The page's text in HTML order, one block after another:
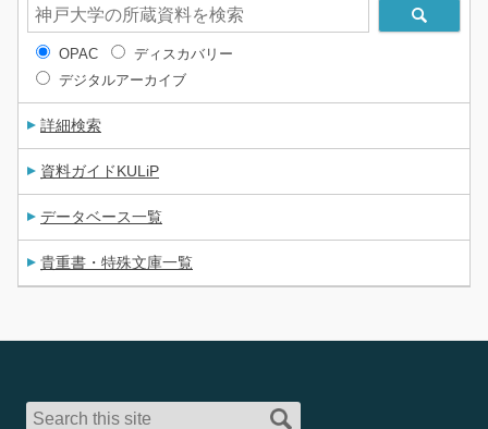
OPAC
ディスカバリー
デジタルアーカイブ
詳細検索
資料ガイドKULiP
データベース一覧
貴重書・特殊文庫一覧